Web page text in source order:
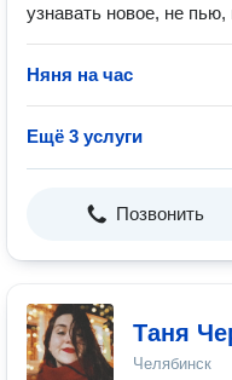
узнавать новое, не пью,
Няня на час
Ещё 3 услуги
Позвонить
Таня
Челябинск